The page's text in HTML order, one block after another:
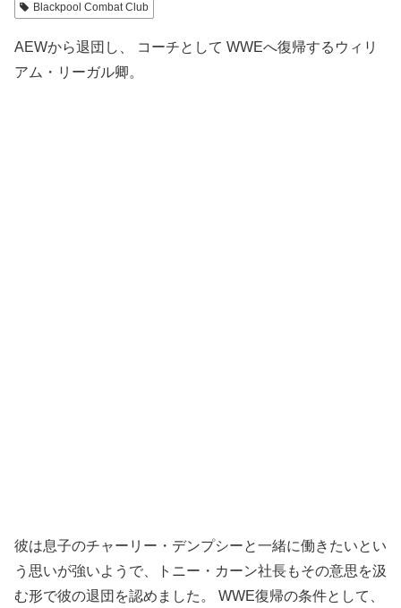
Blackpool Combat Club
AEWから退団し、 コーチとして WWEへ復帰するウィリ
アム・リーガル卿。
彼は息子のチャーリー・デンプシーと一緒に働きたいとい
う思いが強いようで、トニー・カーン社長もその意思を汲
む形で彼の退団を認めました。 WWE復帰の条件として、